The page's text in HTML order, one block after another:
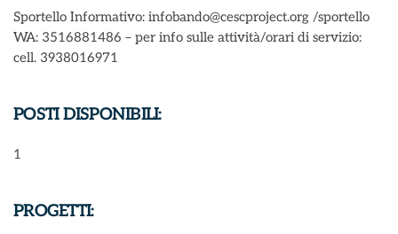
Sportello Informativo: infobando@cescproject.org /sportello
WA: 3516881486 – per info sulle attività/orari di servizio:
cell. 3938016971
POSTI DISPONIBILI:
1
PROGETTI: